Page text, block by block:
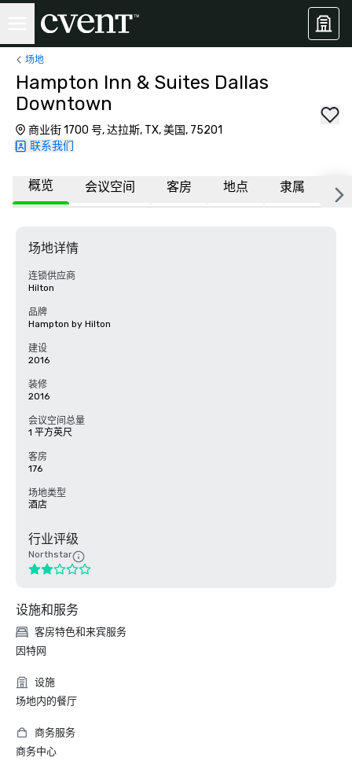
场地
Hampton Inn & Suites Dallas
Downtown
商业街 1700 号, 达拉斯, TX, 美国, 75201
联系我们
概览 会议空间 客房 地点 隶属 更
场地详情
连锁供应商
Hilton
品牌
Hampton by Hilton
建设
2016
装修
2016
会议空间总量
1 平方英尺
客房
176
场地类型
酒店
行业评级
Northstar
设施和服务
客房特色和来宾服务
因特网
设施
场地内的餐厅
商务服务
商务中心